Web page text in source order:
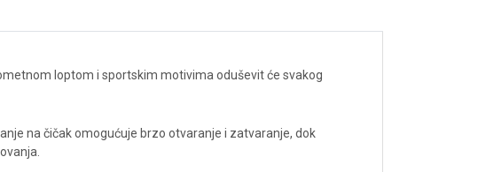
loptom i sportskim motivima oduševit će svakog
na čičak omogućuje brzo otvaranje i zatvaranje, dok